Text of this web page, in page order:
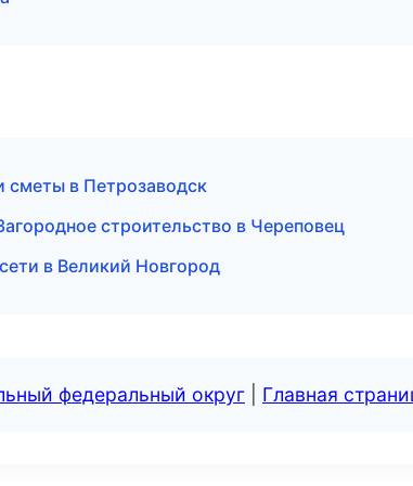
в Петрозаводск
строительство в Череповец
в Великий Новгород
федеральный округ Главная